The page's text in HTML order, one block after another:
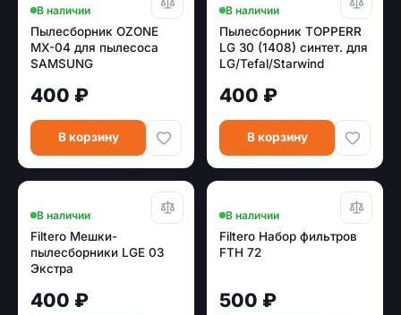
В наличии
Пылесборник OZONE
MX-04 для пылесоса
SAMSUNG
синтетика (тип
VP-95.)
400 ₽
В корзину
В наличии
Пылесборник TOPPERR
LG 30 (1408) синтет. для
LG/Tefal/Starwind
400 ₽
В корзину
В наличии
Filtero Мешки-
пылесборники LGE 03
Экстра
400 ₽
В наличии
Filtero Набор фильтров
FTH 72
500 ₽